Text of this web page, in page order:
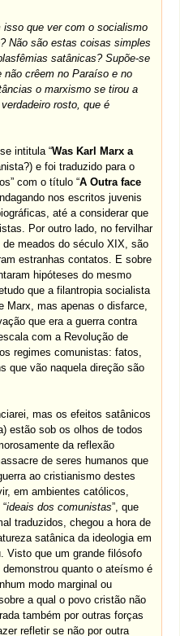
isso que ver com o socialismo
Não são estas coisas simples
satânicas? Supõe-se
crêem no Paraíso e no
o marxismo se tirou a
rosto, que é
intitula “Was Karl Marx a
e foi traduzido para o
com o título “A Outra face
nos escritos juvenis
até a considerar que
Por outro lado, no fervilhar
meados do século XIX, são
estranhas contatos. E sobre
hipóteses do mesmo
que a filantropia socialista
Marx, mas apenas o disfarce,
que era a guerra contra
com a Revolução de
regimes comunistas: fatos,
que vão naquela direção são
mas os efeitos satânicos
estão sob os olhos de todos
da reflexão
de seres humanos que
ao cristianismo destes
em ambientes católicos,
ideais dos comunistas”, que
traduzidos, chegou a hora de
satânica da ideologia em
Visto que um grande filósofo
quanto o ateísmo é
modo marginal ou
a qual o povo cristão não
também por outras forças
refletir se não por outra